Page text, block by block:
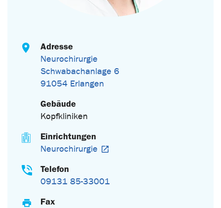
Adresse
Neurochirurgie
Schwabachanlage 6
91054 Erlangen
Gebäude
Kopfkliniken
Einrichtungen
Neurochirurgie
Telefon
09131 85-33001
Fax